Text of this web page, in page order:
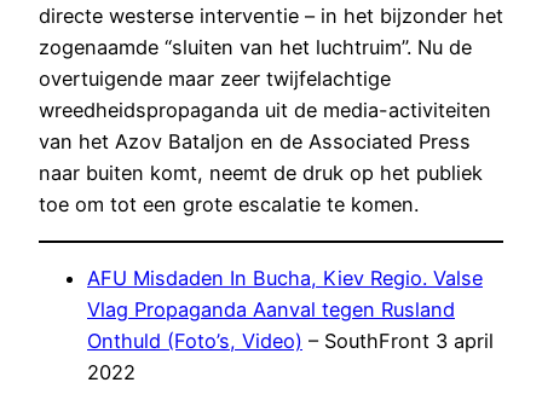
directe westerse interventie – in het bijzonder het
zogenaamde “sluiten van het luchtruim”. Nu de
overtuigende maar zeer twijfelachtige
wreedheidspropaganda uit de media-activiteiten
van het Azov Bataljon en de Associated Press
naar buiten komt, neemt de druk op het publiek
toe om tot een grote escalatie te komen.
AFU Misdaden In Bucha, Kiev Regio. Valse
Vlag Propaganda Aanval tegen Rusland
Onthuld (Foto’s, Video) – SouthFront 3 april
2022